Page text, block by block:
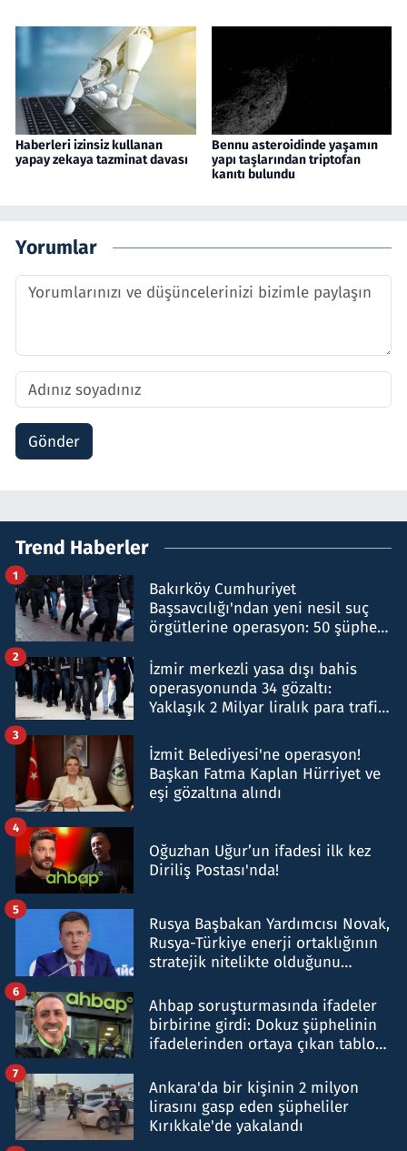
Haberleri izinsiz kullanan
yapay zekaya tazminat davası
Bennu asteroidinde yaşamın
yapı taşlarından triptofan
kanıtı bulundu
Yorumlar
Gönder
Trend Haberler
Bakırköy Cumhuriyet
Başsavcılığı'ndan yeni nesil suç
örgütlerine operasyon: 50 şüpheli
1
İzmir merkezli yasa dışı bahis
operasyonunda 34 gözaltı:
Yaklaşık 2 Milyar liralık para trafiği
2
İzmit Belediyesi'ne operasyon!
Başkan Fatma Kaplan Hürriyet ve
eşi gözaltına alındı
3
Oğuzhan Uğur’un ifadesi ilk kez
Diriliş Postası'nda!
4
Rusya Başbakan Yardımcısı Novak,
Rusya-Türkiye enerji ortaklığının
stratejik nitelikte olduğunu
5
Ahbap soruşturmasında ifadeler
birbirine girdi: Dokuz şüphelinin
ifadelerinden ortaya çıkan tablo
6
Ankara'da bir kişinin 2 milyon
lirasını gasp eden şüpheliler
Kırıkkale'de yakalandı
7